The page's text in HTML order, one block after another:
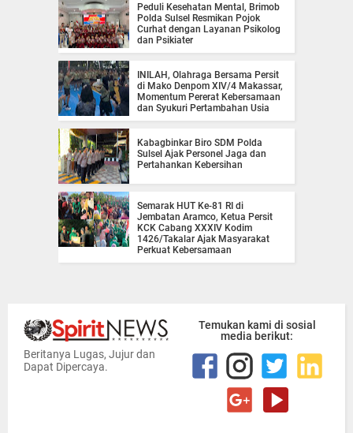
Peduli Kesehatan Mental, Brimob
Polda Sulsel Resmikan Pojok
Curhat dengan Layanan Psikolog
dan Psikiater
INILAH, Olahraga Bersama Persit
di Mako Denpom XIV/4 Makassar,
Momentum Pererat Kebersamaan
dan Syukuri Pertambahan Usia
Kabagbinkar Biro SDM Polda
Sulsel Ajak Personel Jaga dan
Pertahankan Kebersihan
Semarak HUT Ke-81 RI di
Jembatan Aramco, Ketua Persit
KCK Cabang XXXIV Kodim
1426/Takalar Ajak Masyarakat
Perkuat Kebersamaan
Beritanya Lugas, Jujur dan
Dapat Dipercaya.
Temukan kami di sosial
media berikut: